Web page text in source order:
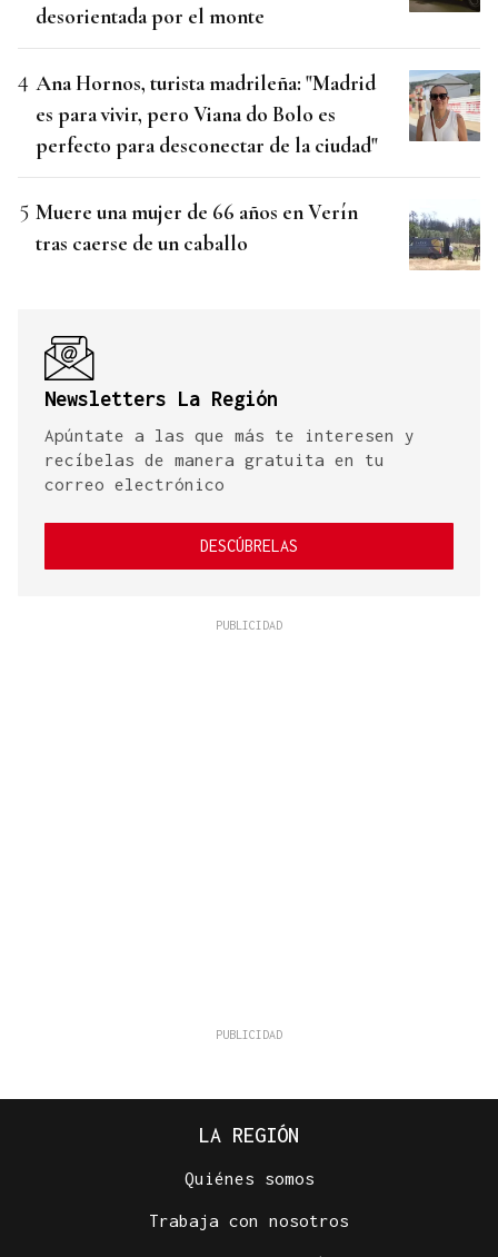
desorientada por el monte
Ana Hornos, turista madrileña: "Madrid
es para vivir, pero Viana do Bolo es
perfecto para desconectar de la ciudad"
Muere una mujer de 66 años en Verín
tras caerse de un caballo
Newsletters La Región
Apúntate a las que más te interesen y
recíbelas de manera gratuita en tu
correo electrónico
DESCÚBRELAS
LA REGIÓN
Quiénes somos
Trabaja con nosotros